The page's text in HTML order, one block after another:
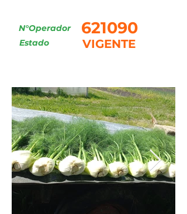
N°Operador
VIGENTE
Estado
621090